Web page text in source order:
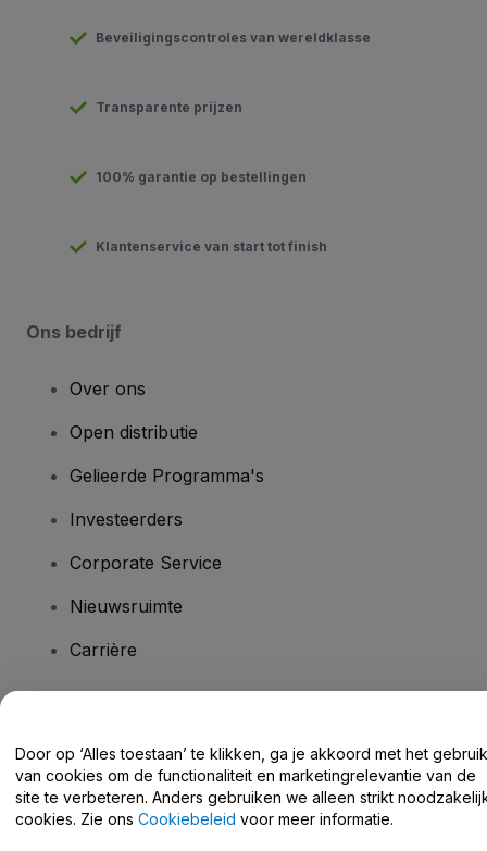
Beveiligingscontroles van wereldklasse
Transparente prijzen
100% garantie op bestellingen
Klantenservice van start tot finish
Ons bedrijf
Over ons
Open distributie
Gelieerde Programma's
Investeerders
Corporate Service
Nieuwsruimte
Carrière
Helpcentrum / Neem Contact Met Ons Op
Door op ‘Alles toestaan’ te klikken, ga je akkoord met het gebruik
van cookies om de functionaliteit en marketingrelevantie van de
site te verbeteren. Anders gebruiken we alleen strikt
cookies. Zie ons Cookiebeleid voor meer informatie.